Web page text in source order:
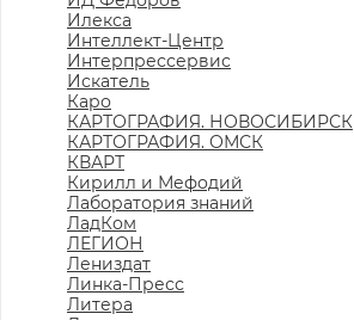
Илекса
Интеллект-Центр
Интерпрессервис
Искатель
Каро
КАРТОГРАФИЯ. НОВОСИБИРСК
КАРТОГРАФИЯ. ОМСК
КВАРТ
Кирилл и Мефодий
Лаборатория знаний
ЛадКом
ЛЕГИОН
Лениздат
Линка-Пресс
Литера